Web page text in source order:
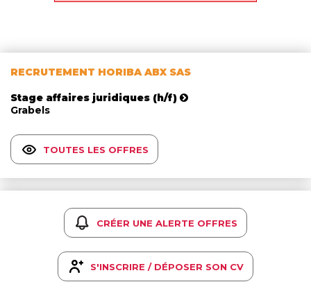
RECRUTEMENT HORIBA ABX SAS
Stage affaires juridiques (h/f)
Grabels
TOUTES LES OFFRES
CRÉER UNE ALERTE OFFRES
S'INSCRIRE / DÉPOSER SON CV